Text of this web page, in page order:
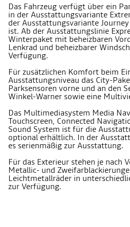
Das Fahrzeug verfügt über ein
in der Ausstattungsvariante
der Ausstattungsvariante
ist. Ab der Ausstattungslinie
Winterpaket mit beheizbaren
Lenkrad und beheizbarer
Verfügung.
Für zusätzlichen Komfort beim
Ausstattungsniveau das City-
Parksensoren vorne und an den
Winkel-Warner sowie eine
Das Multimediasystem Media
Touchscreen, Connected
Sound System ist für die
optional erhältlich. In der
es serienmäßig zur Ausstattung.
Für das Exterieur stehen je nach
Metallic- und
Leichtmetallräder in
zur Verfügung.